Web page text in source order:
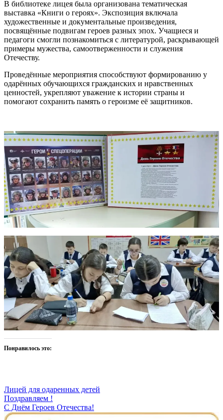
В библиотеке лицея была организована тематическая
выставка «Книги о героях». Экспозиция включала
художественные и документальные произведения,
посвящённые подвигам героев разных эпох. Учащиеся и
педагоги смогли познакомиться с литературой, раскрывающей
примеры мужества, самоотверженности и служения
Отечеству.
Проведённые мероприятия способствуют формированию у
одарённых обучающихся гражданских и нравственных
ценностей, укрепляют уважение к истории страны и
помогают сохранить память о героизме её защитников.
Понравилось это:
Лицей для одаренных детей
Навигация
по
Поздравляем !
С Днём Героев Отечества!